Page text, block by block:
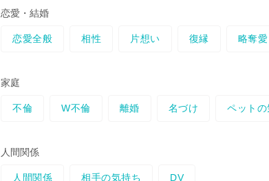
ずはご相談にお越しください。
いませ。
私はいつでもあなた様
恋愛・結婚
恋愛全般 相性 片想い 復縁 略奪愛
家庭
不倫 W不倫 離婚 名づけ ペットの
人間関係
人間関係 相手の気持ち DV